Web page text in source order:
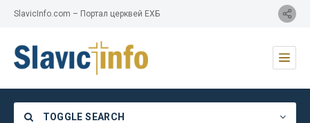
SlavicInfo.com – Портал церквей ЕХБ
TOGGLE SEARCH